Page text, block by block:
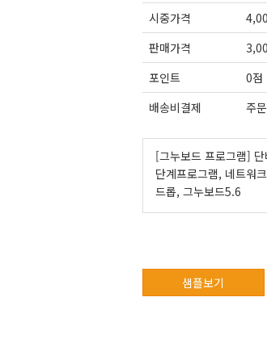
시중가격
판매가격
포인트
0점
배송비결제
주
[그누보드 프로그램]
단계프로그램, 네트워
드롭, 그누보드5.6
샘플보기